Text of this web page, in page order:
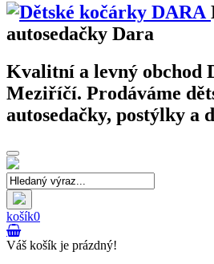
autosedačky Dara
Kvalitní a levný obchod
Meziříčí. Prodáváme
autosedačky, postýlky a
Toggle
navigation
košík0
Váš košík je prázdný!